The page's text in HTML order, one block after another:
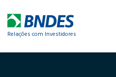
Relações com Investidores